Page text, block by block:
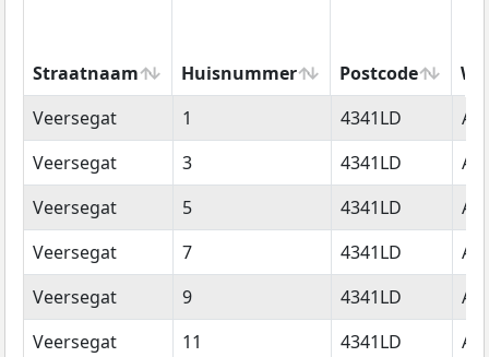
Straatnaam Huisnummer Postcode
Straatnaam
Huisnummer Postcode
Veersegat 1 4341LD
Veersegat
3 4341LD
Veersegat
5 4341LD
Veersegat
7 4341LD
Veersegat
9 4341LD
Veersegat
11 4341LD